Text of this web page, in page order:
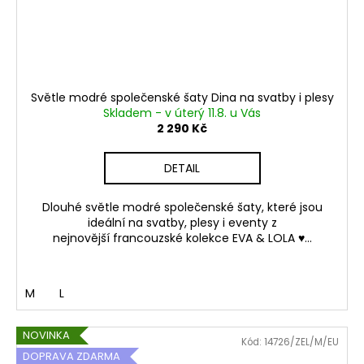
Světle modré společenské šaty Dina na svatby i plesy
Skladem - v úterý 11.8. u Vás
2 290 Kč
DETAIL
Dlouhé světle modré společenské šaty, které jsou
ideální na svatby, plesy i eventy z
nejnovější francouzské kolekce EVA & LOLA ♥...
M L
NOVINKA
DOPRAVA ZDARMA
Kód: 14726/ZEL/M/EU